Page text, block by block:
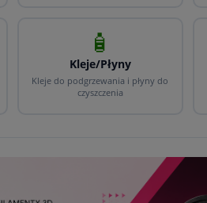
🧴
Kleje/Płyny
Kleje do podgrzewania i płyny do
czyszczenia